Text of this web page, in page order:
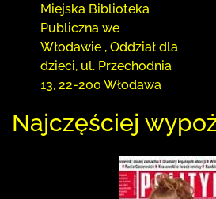
Miejska Biblioteka
Publiczna we
Włodawie , Oddział dla
dzieci, ul. Przechodnia
13, 22-200 Włodawa
Najczęściej